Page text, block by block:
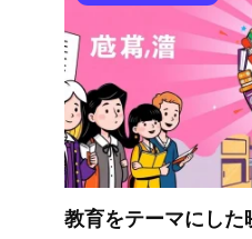
教育をテーマにした